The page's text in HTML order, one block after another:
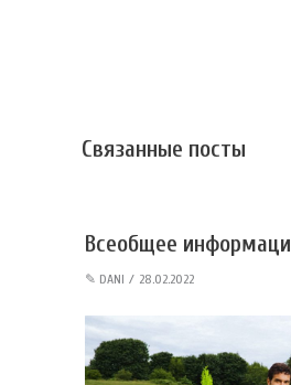
Связанные посты
Всеобщее
✎ DANI 28.02.2022